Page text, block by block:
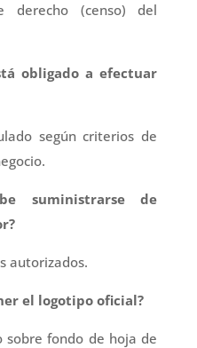
derecho (censo) del
obligado a efectuar
según criterios de
suministrarse de
autorizados.
el logotipo oficial?
fondo de hoja de